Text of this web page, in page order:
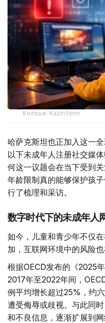
Коллаж: Kazinform
哈萨克斯坦也正加入这一
以下未成年人注册社交媒
何这一议题会在当下受到
年龄限制真的能够保护孩
行了梳理和采访。
数字时代下的未成年人
如今，儿童和青少年不仅
加，互联网环境中的风险也
根据OECD发布的《2025
2017年至2022年间，
例平均增长超过25%，约
遭受侮辱或歧视。与此同
和不良信息，逐渐扩展到